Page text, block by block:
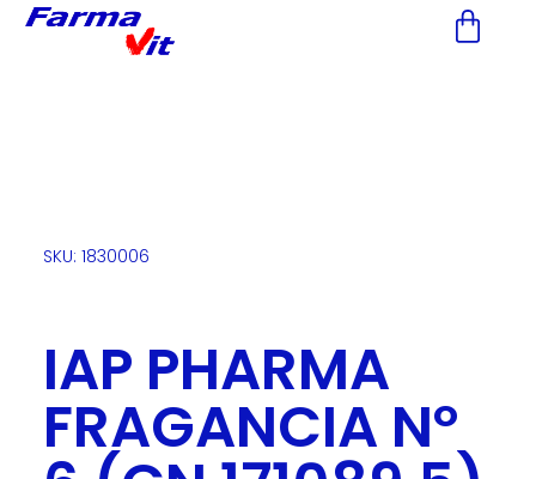
Nota:
accesibilidad.
SKU: 1830006
IAP PHARMA
FRAGANCIA Nº